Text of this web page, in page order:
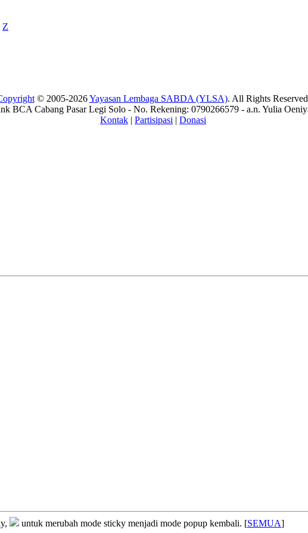
Z
© 2005-2026Yayasan Lembaga SABDA (YLSA). All Rights
BCA Cabang Pasar Legi Solo - No. Rekening: 0790266579 - a.n. Yulia
Kontak | Partisipasi | Donasi
untuk merubah mode sticky menjadi mode popup kembali. [SEMUA]